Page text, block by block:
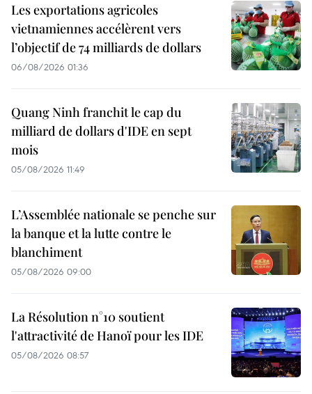
Les exportations agricoles
vietnamiennes accélèrent vers
l’objectif de 74 milliards de dollars
06/08/2026 01:36
Quang Ninh franchit le cap du
milliard de dollars d'IDE en sept
mois
05/08/2026 11:49
L’Assemblée nationale se penche sur
la banque et la lutte contre le
blanchiment
05/08/2026 09:00
La Résolution n°10 soutient
l'attractivité de Hanoï pour les IDE
05/08/2026 08:57